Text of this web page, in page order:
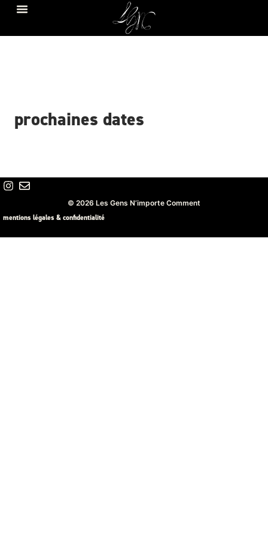
prochaines dates
© 2026 Les Gens N’importe Comment
mentions légales & confidentialité